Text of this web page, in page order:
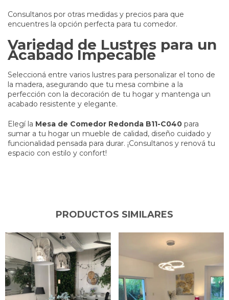
Consultanos por otras medidas y precios para que
encuentres la opción perfecta para tu comedor.
Variedad de Lustres para un
Acabado Impecable
Seleccioná entre varios lustres para personalizar el tono de
la madera, asegurando que tu mesa combine a la
perfección con la decoración de tu hogar y mantenga un
acabado resistente y elegante.
Elegí la Mesa de Comedor Redonda B11-C040 para
sumar a tu hogar un mueble de calidad, diseño cuidado y
funcionalidad pensada para durar. ¡Consultanos y renová tu
espacio con estilo y confort!
PRODUCTOS SIMILARES